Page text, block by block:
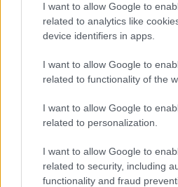
I want to allow Google to
related to analytics like
device identifiers in apps.
I want to allow Google to
related to functionality of the
I want to allow Google to
related to personalization.
I want to allow Google to
related to security, including
functionality and fraud
Στενεύει ο κλοιός για
Ρουμπιάλες:
τη FIFA, κινείται
καταγγέλλεται και
σχόλια σε πρώην
Ο ασκός του Αιόλου
Ρουμπιάλες